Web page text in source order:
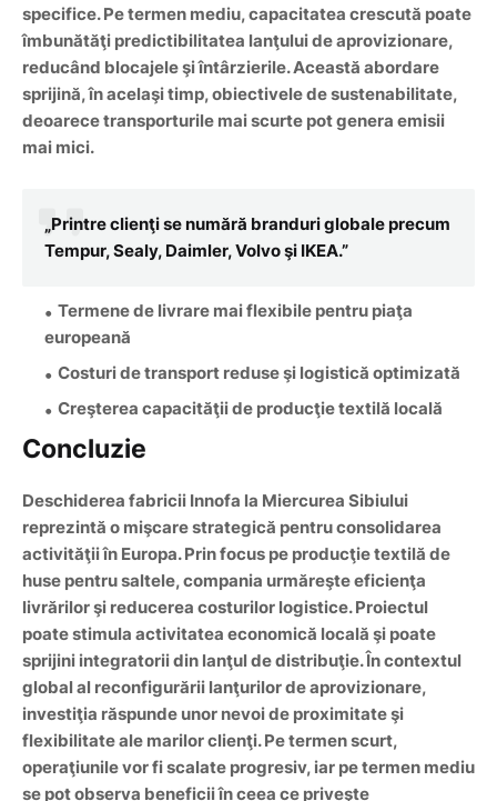
specifice. Pe termen mediu, capacitatea crescută poate
îmbunătăţi predictibilitatea lanţului de aprovizionare,
reducând blocajele şi întârzierile. Această abordare
sprijină, în acelaşi timp, obiectivele de sustenabilitate,
deoarece transporturile mai scurte pot genera emisii
mai mici.
„Printre clienţi se numără branduri globale precum
Tempur, Sealy, Daimler, Volvo şi IKEA.”
Termene de livrare mai flexibile pentru piaţa
europeană
Costuri detransport reduse şi logistică optimizată
Creşterea capacităţii de producţie textilă locală
Concluzie
Deschiderea fabricii Innofa la Miercurea Sibiului
reprezintă o mişcare strategică pentru consolidarea
activităţii în Europa. Prin focus pe producţie textilă de
huse pentru saltele, compania urmăreşte eficienţa
livrărilor şi reducerea costurilor logistice. Proiectul
poate stimula activitatea economică locală şi poate
sprijini integratorii din lanţul de distribuţie. În contextul
global al reconfigurării lanţurilor de aprovizionare,
investiţia răspunde unor nevoi de proximitate şi
flexibilitate ale marilor clienţi. Pe termen scurt,
operaţiunile vor fi scalate progresiv, iar pe termen mediu
se pot observa beneficii în ceea ce priveşte